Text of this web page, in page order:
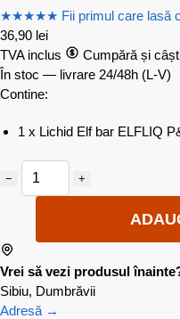
★★★★★ Fii primul care lasă
36,90 lei
TVA inclus
Cumpără și
În stoc — livrare 24/48h (L-V)
Contine:
1 x Lichid Elf bar ELFLIQ
− +
Vrei să vezi produsul
Sibiu, Dumbrăvii
Adresă →